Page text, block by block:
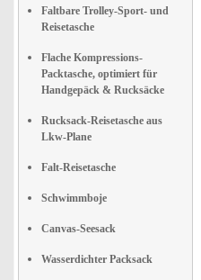
Faltbare Trolley-Sport- und
Reisetasche
Flache Kompressions-
Packtasche, optimiert für
Handgepäck & Rucksäcke
Rucksack-Reisetasche aus
Lkw-Plane
Falt-Reisetasche
Schwimmboje
Canvas-Seesack
Wasserdichter Packsack